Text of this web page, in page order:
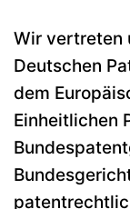
Wir vertreten
Deutschen
dem
Einheitlichen